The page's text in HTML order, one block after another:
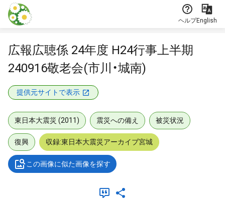
本文に飛ぶ
ヘルプEnglish
広報広聴係 24年度 H24行事上半期
240916敬老会(市川・城南)
提供元サイトで表示
東日本大震災 (2011) 震災への備え 被災状況
復興 収録:東日本大震災アーカイブ宮城
この画像に似た画像を探す